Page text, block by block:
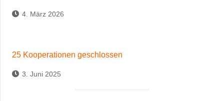
4. März 2026
25 Kooperationen geschlossen
3. Juni 2025